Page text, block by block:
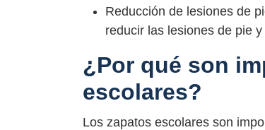
Reducción de lesiones de
reducir las lesiones de pie
¿Por qué son
escolares?
Los zapatos escolares son